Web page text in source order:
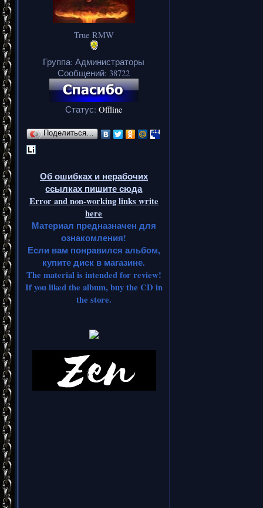
True RMW
Группа: Администраторы
Сообщений: 38722
Статус: Offline
Поделиться…
Об ошибках и нерабочих
ссылках пишите сюда
Error and non-working links write
here
Материал предназначен для
ознакомления!
Если вам понравился альбом,
купите диск в магазине.
The material is intended for review!
If you liked the album, buy the CD in
the store.